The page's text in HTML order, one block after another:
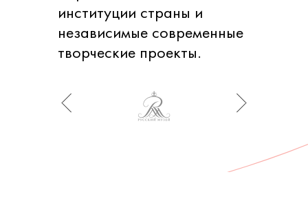
институции страны и
независимые современные
творческие проекты.